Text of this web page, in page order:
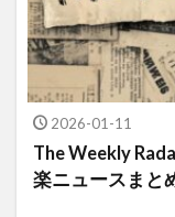
2026-01-11
The Weekly
楽ニュースまと